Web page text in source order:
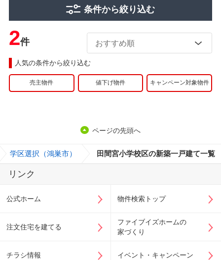
条件から絞り込む
2件
人気の条件から絞り込む
売主物件 値下げ物件 キャンペーン対象物件
ページの先頭へ
学区選択（鴻巣市） 田間宮小学校区の新築一戸建て一覧
リンク
公式ホーム 物件検索トップ
注文住宅を建てる
ファイブイズホームの
家づくり
チラシ情報 イベント・キャンペーン